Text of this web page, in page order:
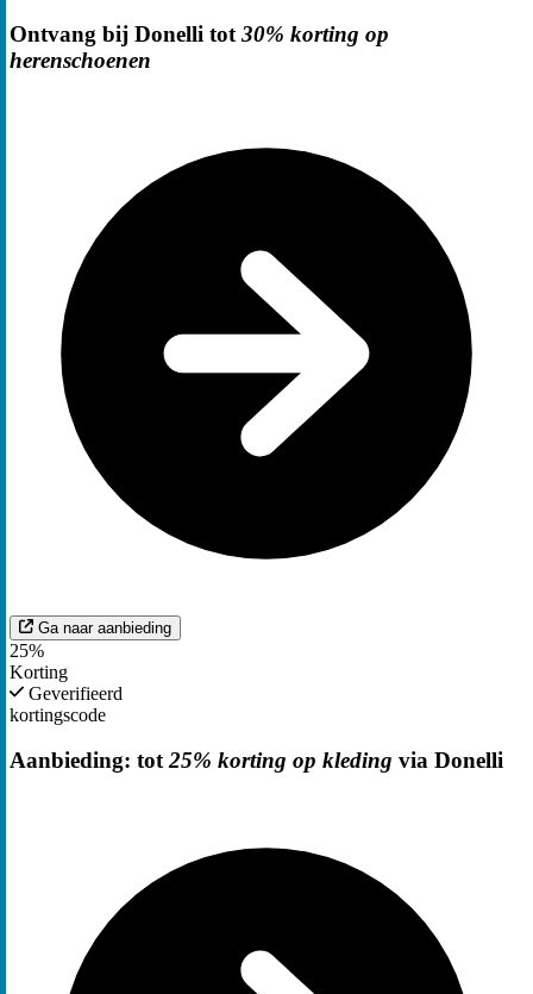
Ontvang bij Donelli tot 30% korting op
herenschoenen
Ga naar aanbieding
25%
Korting
Geverifieerd
kortingscode
Aanbieding: tot25% korting op kleding via Donelli